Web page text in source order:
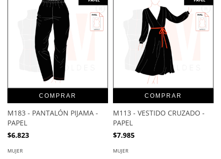
COMPRAR
M183 - PANTALÓN PIJAMA -
PAPEL
$6.823
MUJER
COMPRAR
M113 - VESTIDO CRUZADO -
PAPEL
$7.985
MUJER